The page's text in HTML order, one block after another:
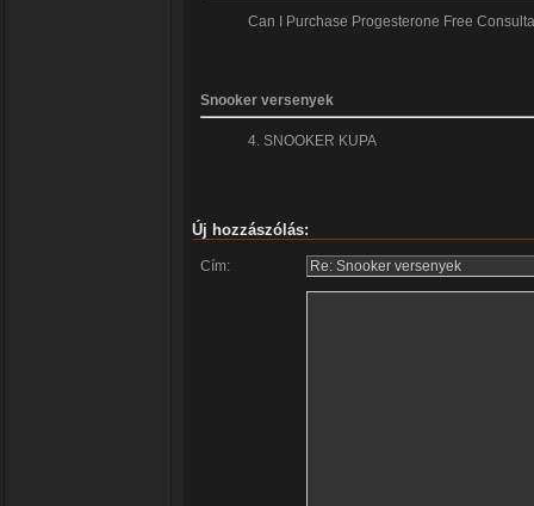
Can I Purchase Progesterone Free
Snooker versenyek
4. SNOOKER KUPA
Új hozzászólás:
Cím: